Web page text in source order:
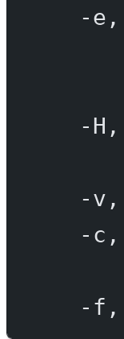
-e,
-H,
-v,
-c,
-f,